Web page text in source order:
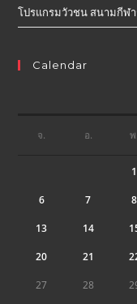
โปรแกรมวัวชน สนามกีฬ
Calendar
จ. อ. พ.
1
6 7 8
13 14
20 21
27 28